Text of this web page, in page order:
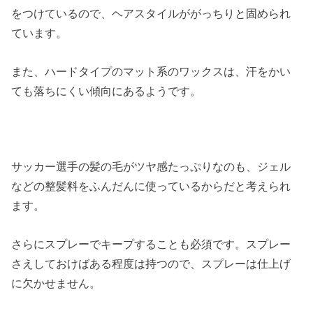
をつけているので、ヘアスタイルががっちりと固められ
ています。
また、ハードタイプのマット系のワックスは、汗をかい
ても落ちにくい傾向にあるようです。
サッカー選手の髪の毛がツヤ感たっぷりなのも、ジェル
などの整髪料をふんだんに使っているからだと考えられ
ます。
さらにスプレーでキープすることも必須です。スプレー
さえしておけばある程度は持つので、スプレーは仕上げ
に欠かせません。